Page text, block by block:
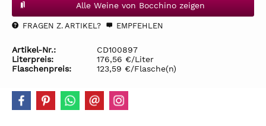
Alle Weine von Bocchino zeigen
FRAGEN Z. ARTIKEL? EMPFEHLEN
Artikel-Nr.:
CD100897
Literpreis:
176,56 €/Liter
Flaschenpreis:
123,59 €/Flasche(n)